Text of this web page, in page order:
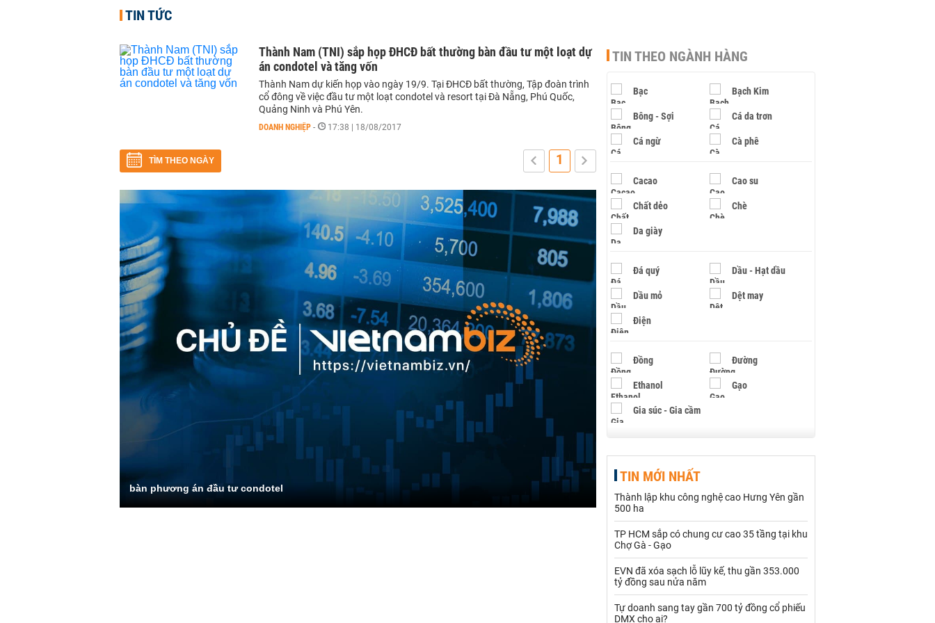
TIN TỨC
Thành Nam (TNI) sắp họp ĐHCĐ bất thường bàn đầu tư một loạt dự
án condotel và tăng vốn
Thành Nam dự kiến họp vào ngày 19/9. Tại ĐHCĐ bất thường, Tập đoàn trình
cổ đông về việc đầu tư một loạt condotel và resort tại Đà Nẵng, Phú Quốc,
Quảng Ninh và Phú Yên.
DOANH NGHIỆP - 17:38 | 18/08/2017
TÌM THEO NGÀY 1
bàn phương án đầu tư condotel
TIN THEO NGÀNH HÀNG
Bạc Bạch Kim
Bông - Sợi Cá da trơn
Cá ngừ Cà phê
Cacao Cao su
Chất dẻo Chè
Da giày
Đá quý Dầu - Hạt dầu
Dầu mỏ Dệt may
Điện
Đồng Đường
Ethanol Gạo
Gia súc - Gia cầm
Hạt điều
Khí đốt
Kim loại khác Mắc ca
Muối Ngũ cốc
Nhựa - Hạt nhựa
TIN MỚI NHẤT
Thành lập khu công nghệ cao Hưng Yên gần
500 ha
TP HCM sắp có chung cư cao 35 tầng tại khu
Chợ Gà - Gạo
EVN đã xóa sạch lỗ lũy kế, thu gần 353.000
tỷ đồng sau nửa năm
Tự doanh sang tay gần 700 tỷ đồng cổ phiếu
DMX cho ai?